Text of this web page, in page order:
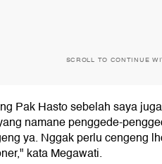
SCROLL TO CONTINUE
Pak Hasto sebelah saya
namane penggede-
ya. Nggak perlu cengeng
kata Megawati.